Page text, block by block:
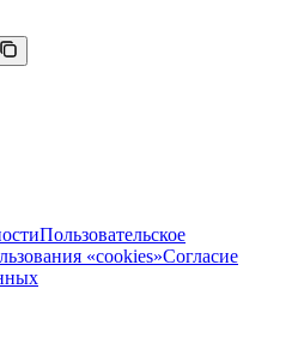
Пользовательское
«cookies»Согласие